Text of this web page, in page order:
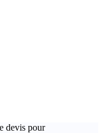
devis pour